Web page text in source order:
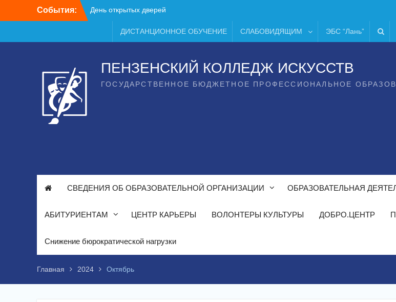
События: День открытых дверей
ДИСТАНЦИОННОЕ ОБУЧЕНИЕ СЛАБОВИДЯЩИМ ЭБС “Лань”
ПЕНЗЕНСКИЙ КОЛЛЕДЖ ИСКУССТВ
ГОСУДАРСТВЕННОЕ БЮДЖЕТНОЕ ПРОФЕССИОНАЛЬНОЕ
СВЕДЕНИЯ ОБ ОБРАЗОВАТЕЛЬНОЙ ОРГАНИЗАЦИИ ОБРАЗОВАТЕЛЬНАЯ
АБИТУРИЕНТАМ ЦЕНТР КАРЬЕРЫ ВОЛОНТЕРЫ КУЛЬТУРЫ ДОБРО.ЦЕНТР
Снижение бюрократической нагрузки
Главная 2024 Октябрь